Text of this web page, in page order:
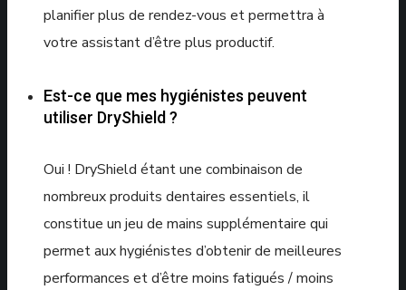
planifier plus de rendez-vous et permettra à
votre assistant d’être plus productif.
Est-ce que mes hygiénistes peuvent
utiliser DryShield ?
Oui ! DryShield étant une combinaison de
nombreux produits dentaires essentiels, il
constitue un jeu de mains supplémentaire qui
permet aux hygiénistes d’obtenir de meilleures
performances et d’être moins fatigués / moins